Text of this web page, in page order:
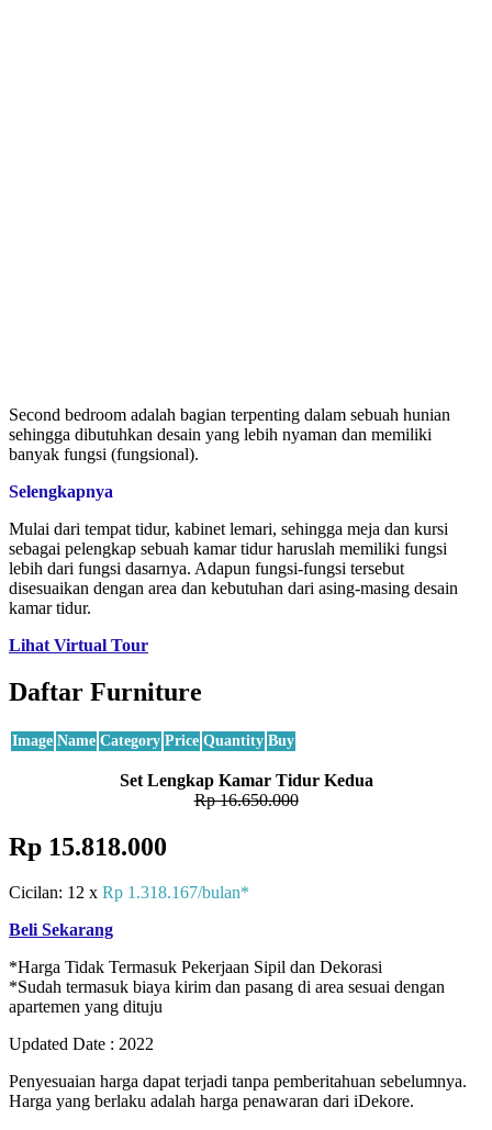
Second bedroom adalah bagian terpenting dalam sebuah hunian
sehingga dibutuhkan desain yang lebih nyaman dan memiliki
banyak fungsi (fungsional).
Selengkapnya
Mulai dari tempat tidur, kabinet lemari, sehingga meja dan kursi
sebagai pelengkap sebuah kamar tidur haruslah memiliki fungsi
lebih dari fungsi dasarnya. Adapun fungsi-fungsi tersebut
disesuaikan dengan area dan kebutuhan dari asing-masing desain
kamar tidur.
Lihat Virtual Tour
Daftar Furniture
Image Name Category Price Quantity Buy
Set Lengkap Kamar Tidur Kedua
Rp 16.650.000
Rp 15.818.000
Cicilan: 12 x Rp 1.318.167/bulan*
Beli Sekarang
*Harga Tidak Termasuk Pekerjaan Sipil dan Dekorasi
*Sudah termasuk biaya kirim dan pasang di area sesuai dengan
apartemen yang dituju
Updated Date : 2022
Penyesuaian harga dapat terjadi tanpa pemberitahuan sebelumnya.
Harga yang berlaku adalah harga penawaran dari iDekore.